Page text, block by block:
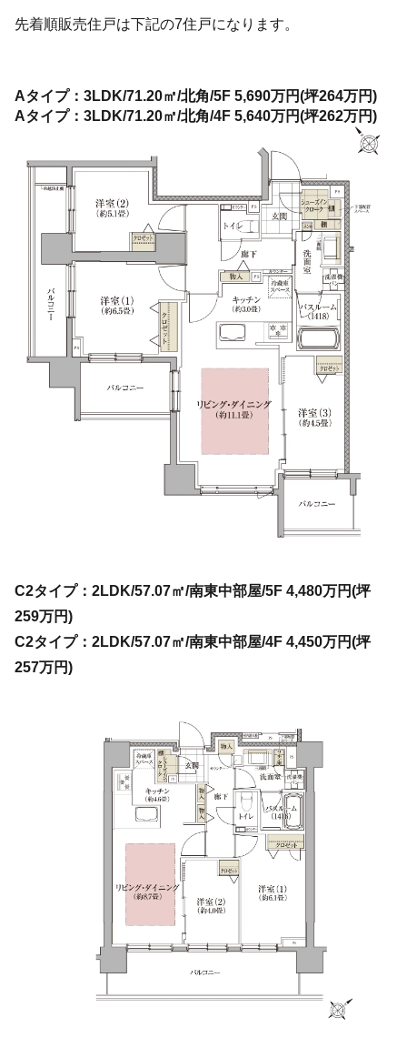
先着順販売住戸は下記の7住戸になります。
Aタイプ：3LDK/71.20㎡/北角/5F 5,690万円(坪264万円)
Aタイプ：3LDK/71.20㎡/北角/4F 5,640万円(坪262万円)
C2タイプ：2LDK/57.07㎡/南東中部屋/5F 4,480万円(坪
259万円)
C2タイプ：2LDK/57.07㎡/南東中部屋/4F 4,450万円(坪
257万円)